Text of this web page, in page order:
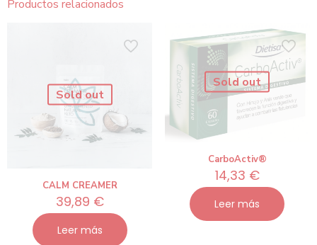
Productos relacionados
Sold out
CALM CREAMER
39,89 €
Leer más
Sold out
CarboActiv®
14,33 €
Leer más